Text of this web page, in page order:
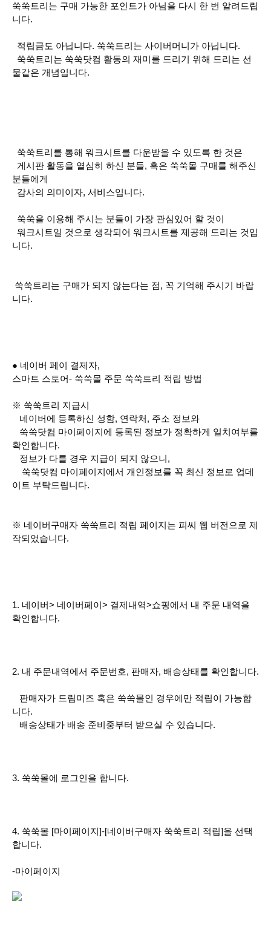
쑥쑥트리는 구매 가능한 포인트가 아님을 다시 한 번 알려드립
니다.
적립금도 아닙니다. 쑥쑥트리는 사이버머니가 아닙니다.
쑥쑥트리는 쑥쑥닷컴 활동의 재미를 드리기 위해 드리는 선
물같은 개념입니다.
쑥쑥트리를 통해 워크시트를 다운받을 수 있도록 한 것은
게시판 활동을 열심히 하신 분들, 혹은 쑥쑥몰 구매를 해주신
분들에게
감사의 의미이자, 서비스입니다.
쑥쑥을 이용해 주시는 분들이 가장 관심있어 할 것이
워크시트일 것으로 생각되어 워크시트를 제공해 드리는 것입
니다.
쑥쑥트리는 구매가 되지 않는다는 점, 꼭 기억해 주시기 바랍
니다.
● 네이버 페이 결제자,
스마트 스토어- 쑥쑥몰 주문 쑥쑥트리 적립 방법
※ 쑥쑥트리 지급시
네이버에 등록하신 성함, 연락처, 주소 정보와
쑥쑥닷컴 마이페이지에 등록된 정보가 정확하게 일치여부를
확인합니다.
정보가 다를 경우 지급이 되지 않으니,
쑥쑥닷컴 마이페이지에서 개인정보를 꼭 최신 정보로 업데
이트 부탁드립니다.
※ 네이버구매자 쑥쑥트리 적립 페이지는 피씨 웹 버전으로 제
작되었습니다.
1. 네이버> 네이버페이> 결제내역>쇼핑에서 내 주문 내역을
확인합니다.
2. 내 주문내역에서 주문번호, 판매자, 배송상태를 확인합니다.
판매자가 드림미즈 혹은 쑥쑥몰인 경우에만 적립이 가능합
니다.
배송상태가 배송 준비중부터 받으실 수 있습니다.
3. 쑥쑥몰에 로그인을 합니다.
4. 쑥쑥몰 [마이페이지]-[네이버구매자 쑥쑥트리 적립]을 선택
합니다.
-마이페이지